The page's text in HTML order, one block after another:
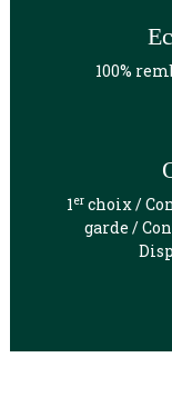
100%
1er choix /
garde /